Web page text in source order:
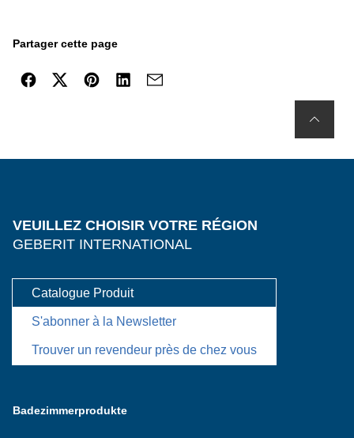
Partager cette page
VEUILLEZ CHOISIR VOTRE RÉGION
GEBERIT INTERNATIONAL
Catalogue Produit
S'abonner à la Newsletter
Trouver un revendeur près de chez vous
Badezimmerprodukte